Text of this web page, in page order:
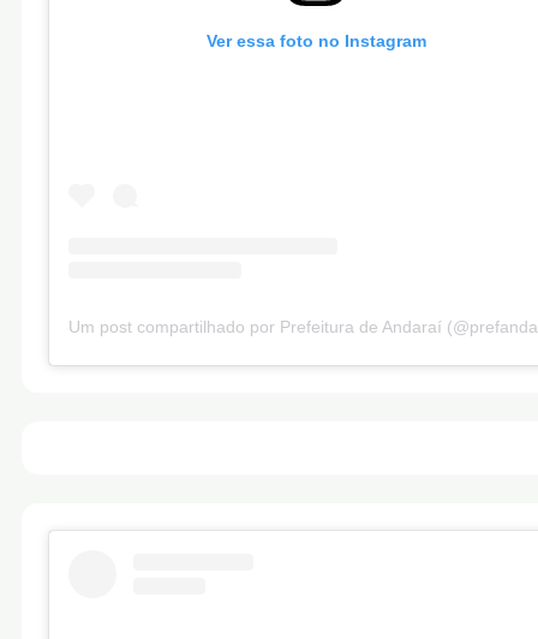
Ver essa foto no Instagram
Um post compartilhado por Prefeitura de Andaraí